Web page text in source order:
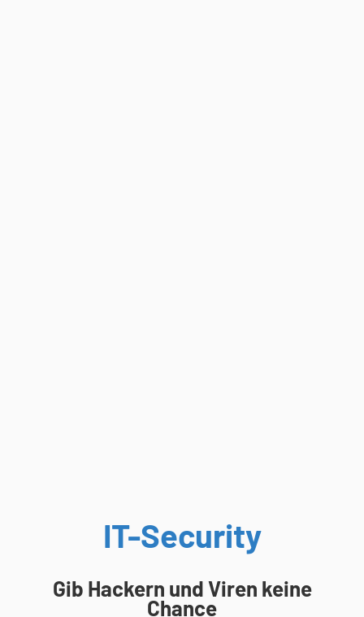
IT-Security
Gib Hackern und Viren keine
Chance